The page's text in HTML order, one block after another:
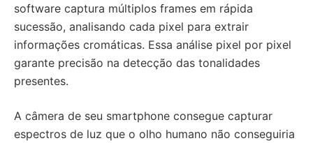
software captura múltiplos frames em rápida
sucessão, analisando cada pixel para extrair
informações cromáticas. Essa análise pixel por pixel
garante precisão na detecção das tonalidades
presentes.
A câmera de seu smartphone consegue capturar
espectros de luz que o olho humano não conseguiria